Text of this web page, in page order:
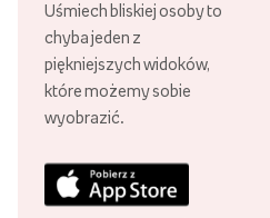
Uśmiech bliskiej osoby to
chyba jeden z
piękniejszych widoków,
które możemy sobie
wyobrazić.